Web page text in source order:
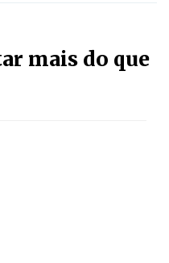
mais do que